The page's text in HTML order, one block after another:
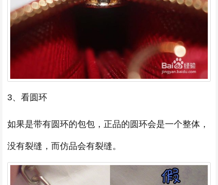
3、看圆环
如果是带有圆环的包包，正品的圆环会是一个整体，
没有裂缝，而仿品会有裂缝。